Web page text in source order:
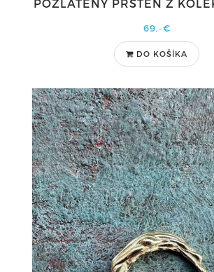
POZLÁTENÝ PRSTEŇ Z
69,-€
DO KOŠÍKA